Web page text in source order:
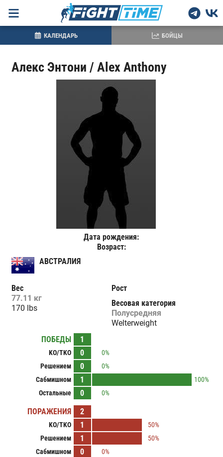
Алекс Энтони / Alex Anthony
Дата рождения:
Возраст:
АВСТРАЛИЯ
Вес
77.11 кг
170 lbs
Рост
Весовая категория
Полусредняя
Welterweight
ПОБЕДЫ
1
KO/TKO 0
0%
Решением
0
0%
Сабмишном
1
100%
Остальные
0 0%
ПОРАЖЕНИЯ 2
KO/TKO 1
50%
Решением
1
50%
Сабмишном
0
0%
КАЛЕНДАРЬ БОЙЦЫ